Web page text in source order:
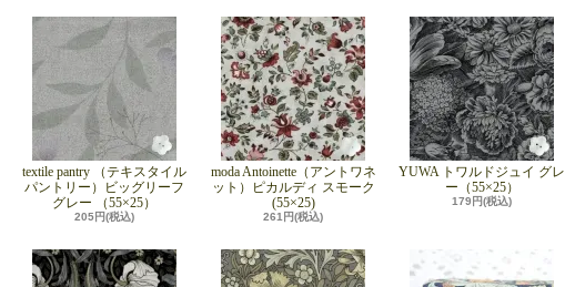
textile pantry （テキスタイル
パントリー）ビッグリーフ
グレー （55×25）
205円(税込)
moda Antoinette（アントワネ
ット）ピカルディ スモーク
(55×25)
261円(税込)
YUWA トワルドジュイ グレ
ー（55×25）
179円(税込)